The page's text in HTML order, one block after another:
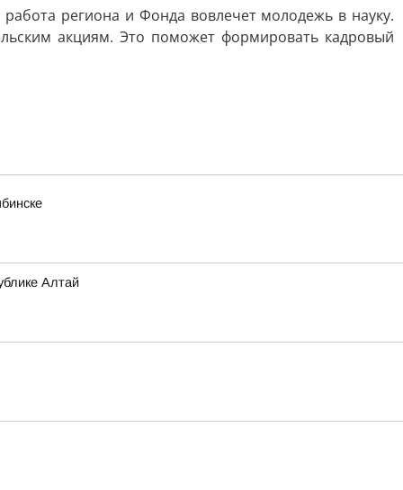
региона и Фонда вовлечет молодежь в науку.
акциям. Это поможет формировать кадровый
Алтай